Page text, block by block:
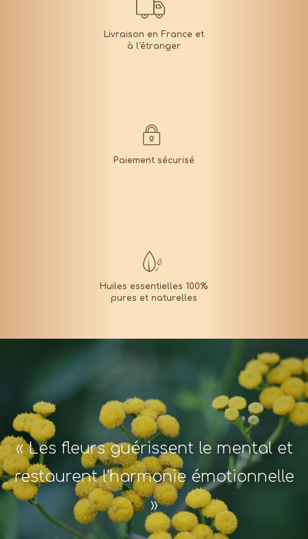
« Les fleurs guérissent le mental et
restaurent l'harmonie émotionnelle
»